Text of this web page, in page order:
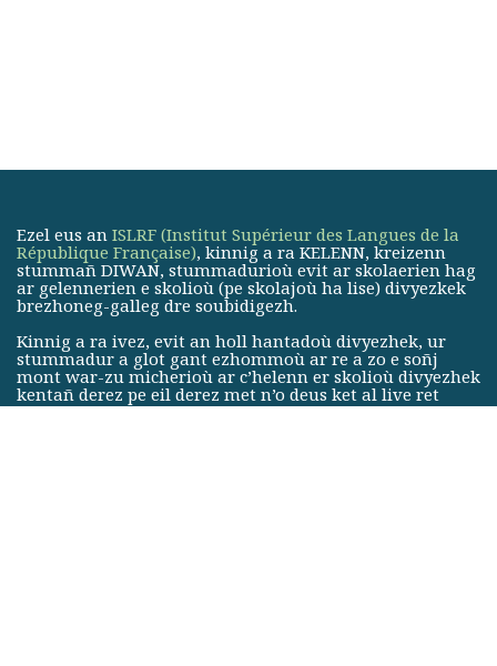
Ezel eus an ISLRF (Institut Supérieur des Langues de la
République Française), kinnig a ra KELENN, kreizenn
stummañ DIWAN, stummadurioù evit ar skolaerien hag
ar gelennerien e skolioù (pe skolajoù ha lise) divyezkek
brezhoneg-galleg dre soubidigezh.
Kinnig a ra ivez, evit an holl hantadoù divyezhek, ur
stummadur a glot gant ezhommoù ar re a zo e soñj
mont war-zu micherioù ar c’helenn er skolioù divyezhek
kentañ derez pe eil derez met n’o deus ket al live ret
e brezhoneg.